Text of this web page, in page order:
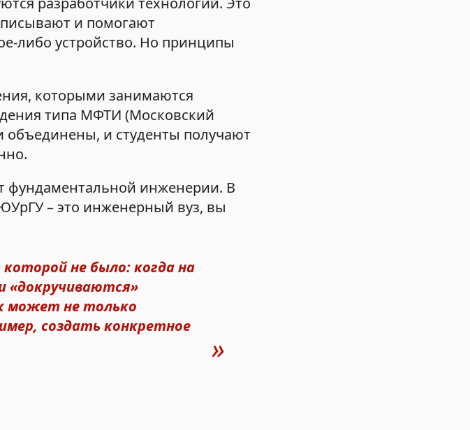
и помогают
либо устройство. Но принципы
которыми занимаются
типа МФТИ (Московский
объединены, и студенты получают
фундаментальной инженерии. В
– это инженерный вуз, вы
не было: когда на
«докручиваются»
может не только
создать конкретное